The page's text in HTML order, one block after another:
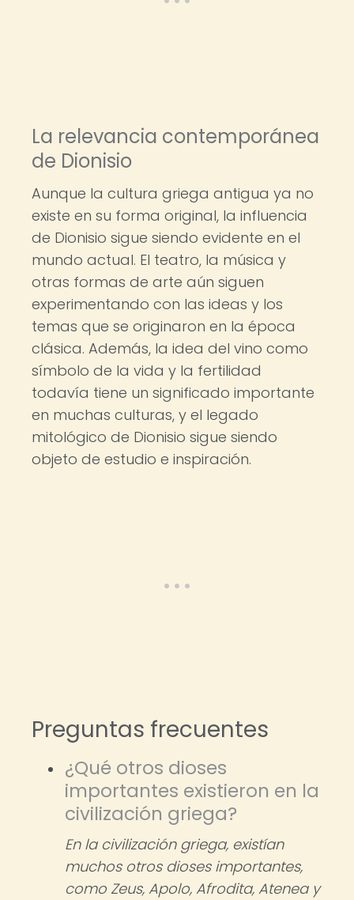
La relevancia contemporánea
de Dionisio
Aunque la cultura griega antigua ya no
existe en su forma original, la influencia
de Dionisio sigue siendo evidente en el
mundo actual. El teatro, la música y
otras formas de arte aún siguen
experimentando con las ideas y los
temas que se originaron en la época
clásica. Además, la idea del vino como
símbolo de la vida y la fertilidad
todavía tiene un significado importante
en muchas culturas, y el legado
mitológico de Dionisio sigue siendo
objeto de estudio e inspiración.
Preguntas frecuentes
¿Qué otros dioses
importantes existieron en la
civilización griega?
En la civilización griega, existían
muchos otros dioses importantes,
como Zeus, Apolo, Afrodita, Atenea y